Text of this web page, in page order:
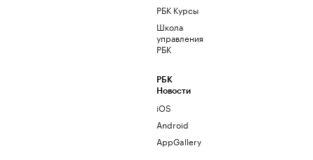
РБК Курсы
Школа
управления
РБК
РБК
Новости
iOS
Android
AppGallery